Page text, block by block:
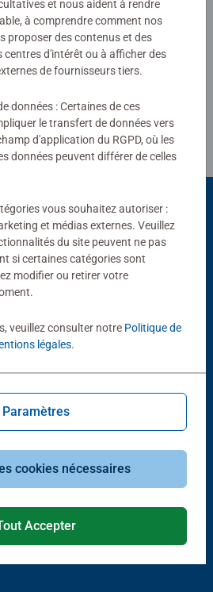
une évaluation
aiment aussi
Jeux enfants
et nous aident à rendre
à comprendre comment nos
proposer des contenus et des
centres d'intérêt ou à afficher des
de fournisseurs tiers.
données : Certaines de ces
le transfert de données vers
d'application du RGPD, où les
données peuvent différer de celles
vous souhaitez autoriser :
et médias externes. Veuillez
du site peuvent ne pas
si certaines catégories sont
modifier ou retirer votre
veuillez consulter notre Politique de
légales.
Paramètres
cookies nécessaires
Accepter